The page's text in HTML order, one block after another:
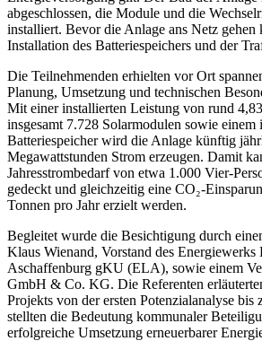
abgeschlossen, die Module und die
installiert. Bevor die Anlage ans Netz
Installation des Batteriespeichers und der
Die Teilnehmenden erhielten vor Ort
Planung, Umsetzung und technischen
Mit einer installierten Leistung von rund
insgesamt 7.728 Solarmodulen sowie einem
Batteriespeicher wird die Anlage künftig
Megawattstunden Strom erzeugen. Damit
Jahresstrombedarf von etwa 1.000 Vier-
gedeckt und gleichzeitig eine CO₂-
Tonnen pro Jahr erzielt werden.
Begleitet wurde die Besichtigung durch
Klaus Wienand, Vorstand des Energiewerks
Aschaffenburg gKU (ELA), sowie einem
GmbH & Co. KG. Die Referenten
Projekts von der ersten Potenzialanalyse bis
stellten die Bedeutung kommunaler
erfolgreiche Umsetzung erneuerbarer